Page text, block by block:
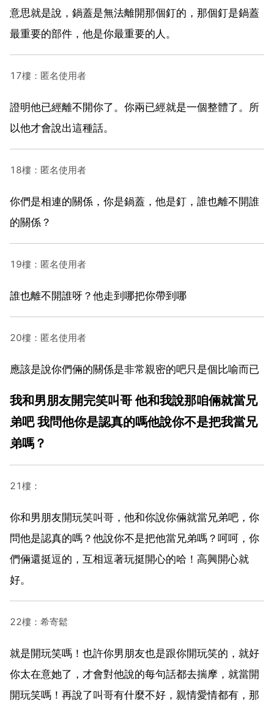
意思就是說，鍋蓋是無法離開那個釘的，那個釘是鍋蓋
最重要的部件，他是你最重要的人。
17樓：匿名使用者
證明他已經離不開你了。你兩已經就是一個整體了。所
以他才會說出這種話。
18樓：匿名使用者
你們是相連的關係，你是鍋蓋，他是釘，誰也離不開誰
的關係？
19樓：匿名使用者
誰也離不開誰呀？他走到哪把你帶到哪
20樓：匿名使用者
應該是說你們倆的關係是非常親密的吧只是個比喻而已
我和男朋友開完笑叫哥 他和我說那咱倆就當兄
弟吧 我問他你是認真的嗎他說你不是把我當兄
弟嗎？
21樓：
你和男朋友開玩笑叫哥，他和你說你倆就當兄弟吧，你
問他是認真的嗎？他說你不是把他當兄弟嗎？呵呵，你
們倆還挺逗的，互相逗著玩挺開心的哈！高興開心就
好。
22樓：希寄鬆
就是開玩笑嗎！也許你男朋友也是跟你開玩笑的，就好
你太在意她了，才會對他說的每句話都去揣摩，就當開
開玩笑嗎！再說了叫哥有什麼不好，親情愛情都有，那